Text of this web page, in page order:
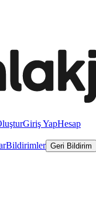
Giriş YapHesap
Bildirimler Geri Bildirim